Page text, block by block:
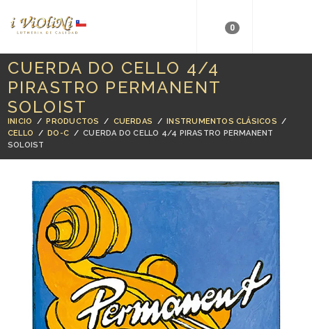
0
CUERDA DO CELLO 4/4
PIRASTRO PERMANENT
SOLOIST
INICIO /PRODUCTOS / CUERDAS /INSTRUMENTOS CLÁSICOS /
CELLO /DO-C /CUERDA DO CELLO 4/4 PIRASTRO PERMANENT
SOLOIST